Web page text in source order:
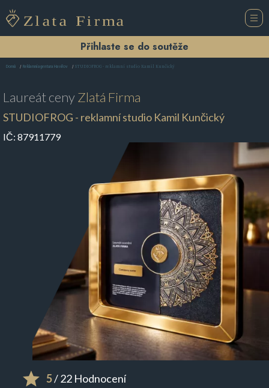
Přihlaste se do soutěže
Domů Reklamní agentura Havířov STUDIOFROG - reklamní studio Kamil Kunčický
Laureát cenyZlatá Firma
STUDIOFROG - reklamní studio Kamil Kunčický
IČ: 87911779
5/ 22 Hodnocení